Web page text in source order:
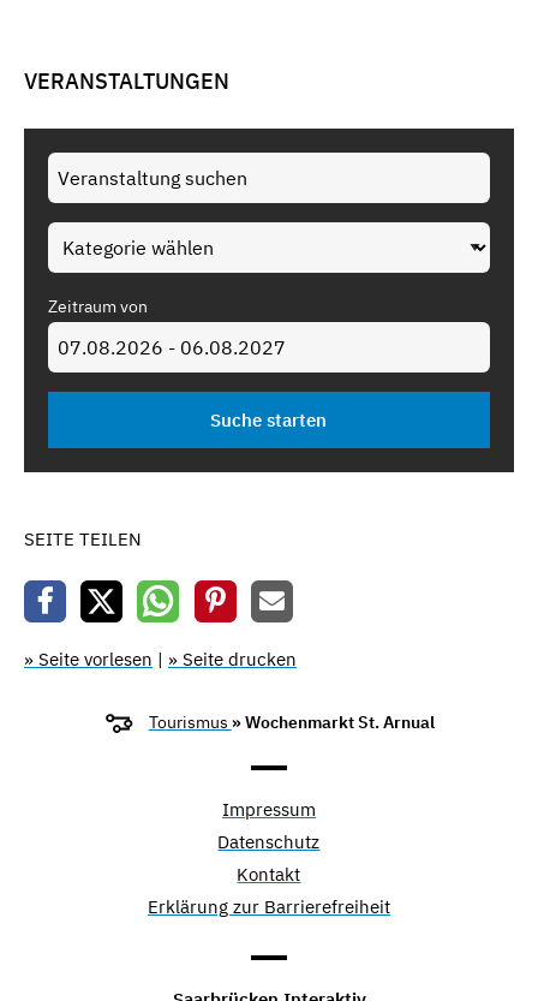
VERANSTALTUNGEN
Zeitraum von
SEITE TEILEN
» Seite vorlesen | » Seite drucken
Tourismus » Wochenmarkt St. Arnual
Impressum
Datenschutz
Kontakt
Erklärung zur Barrierefreiheit